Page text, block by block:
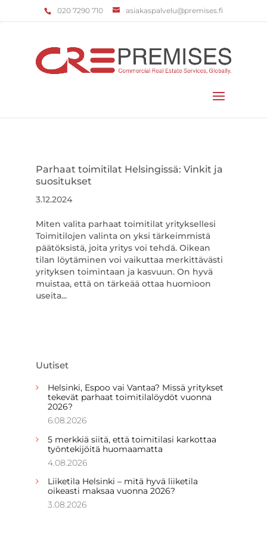
‌020 7290 710 asiakaspalvelu@premises.fi
Parhaat toimitilat Helsingissä: Vinkit ja
suositukset
3.12.2024
Miten valita parhaat toimitilat yrityksellesi
Toimitilojen valinta on yksi tärkeimmistä
päätöksistä, joita yritys voi tehdä. Oikean
tilan löytäminen voi vaikuttaa merkittävästi
yrityksen toimintaan ja kasvuun. On hyvä
muistaa, että on tärkeää ottaa huomioon
useita...
Uutiset
Helsinki, Espoo vai Vantaa? Missä yritykset
tekevät parhaat toimitilalöydöt vuonna
2026?
6.08.2026
5 merkkiä siitä, että toimitilasi karkottaa
työntekijöitä huomaamatta
4.08.2026
Liiketila Helsinki – mitä hyvä liiketila
oikeasti maksaa vuonna 2026?
3.08.2026